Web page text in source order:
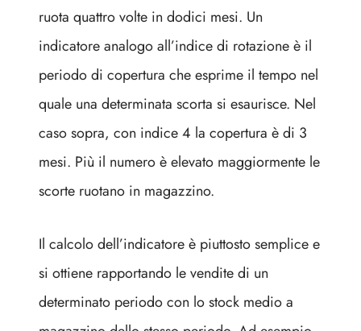
ruota quattro volte in dodici mesi. Un
indicatore analogo all’indice di rotazione è il
periodo di copertura che esprime il tempo nel
quale una determinata scorta si esaurisce. Nel
caso sopra, con indice 4 la copertura è di 3
mesi. Più il numero è elevato maggiormente le
scorte ruotano in magazzino.
Il calcolo dell’indicatore è piuttosto semplice e
si ottiene rapportando le vendite di un
determinato periodo con lo stock medio a